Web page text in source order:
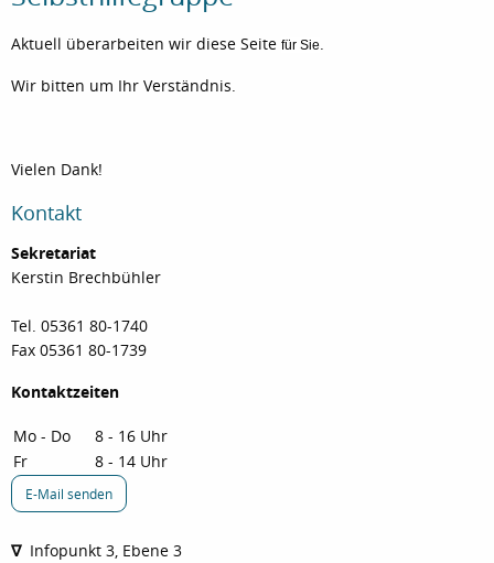
Aktuell überarbeiten wir diese Seite für Sie.
Wir bitten um Ihr Verständnis.
Vielen Dank!
Kontakt
Sekretariat
Kerstin Brechbühler
Tel. 05361 80-1740
Fax 05361 80-1739
Kontaktzeiten
Mo - Do
8 - 16 Uhr
Fr
8 - 14 Uhr
E-Mail senden
∇ Infopunkt 3, Ebene 3